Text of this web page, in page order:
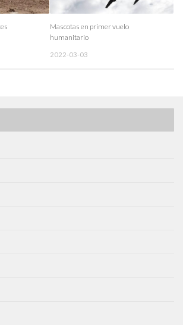
Mascotas en primer vuelo
humanitario
2022-03-03